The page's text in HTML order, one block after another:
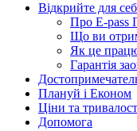
Відкрийте для
Про E-pass
Що ви
Як це
Гарантія
Плануй і Економ
Ціни та
Допомога